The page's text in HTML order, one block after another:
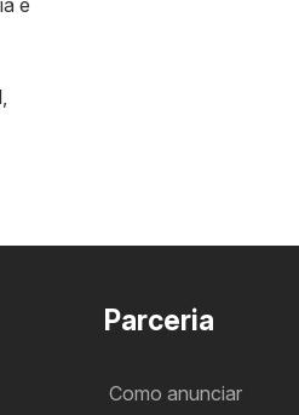
Parceria
Como anunciar